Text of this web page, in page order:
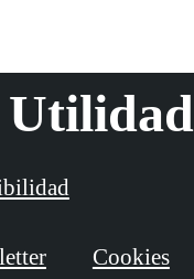
Utilidad
Cookies